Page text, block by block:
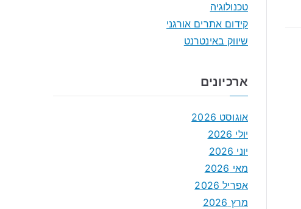
טכנולוגיה
קידום אתרים אורגני
שיווק באינטרנט
ארכיונים
אוגוסט 2026
יולי 2026
יוני 2026
מאי 2026
אפריל 2026
מרץ 2026